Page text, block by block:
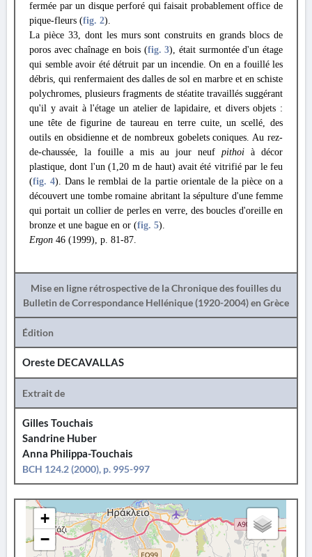
fermée par un disque perforé qui faisait probablement office de
pique-fleurs (fig. 2).
La pièce 33, dont les murs sont construits en grands blocs de
poros avec chaînage en bois (fig. 3), était surmontée d'un étage
qui semble avoir été détruit par un incendie. On en a fouillé les
débris, qui renfermaient des dalles de sol en marbre et en schiste
polychromes, plusieurs fragments de stéatite travaillés suggérant
qu'il y avait à l'étage un atelier de lapidaire, et divers objets :
une tête de figurine de taureau en terre cuite, un scellé, des
outils en obsidienne et de nombreux gobelets coniques. Au rez-
de-chaussée, la fouille a mis au jour neuf pithoi à décor
plastique, dont l'un (1,20 m de haut) avait été vitrifié par le feu
(fig. 4). Dans le remblai de la partie orientale de la pièce on a
découvert une tombe romaine abritant la sépulture d'une femme
qui portait un collier de perles en verre, des boucles d'oreille en
bronze et une bague en or (fig. 5).
Ergon 46 (1999), p. 81-87.
Mise en ligne rétrospective de la Chronique des fouilles du
Bulletin de Correspondance Hellénique (1920-2004) en Grèce
Édition
Oreste DECAVALLAS
Extrait de
Gilles Touchais
Sandrine Huber
Anna Philippa-Touchais
BCH 124.2 (2000), p. 995-997
+
−